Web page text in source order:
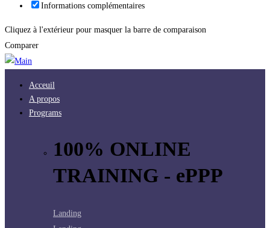
Informations complémentaires
Cliquez à l'extérieur pour masquer la barre de comparaison
Comparer
Acceuil
A propos
Programs
100% ONLINE
TRAINING - ePPP
Landing